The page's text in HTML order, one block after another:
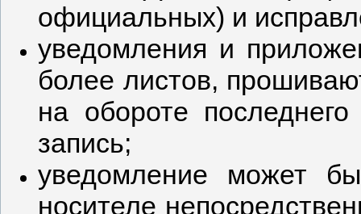
официальных) и
уведомления и
более листов,
на обороте
запись;
уведомление может
носителе